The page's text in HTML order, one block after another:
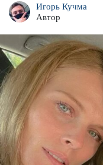
Игорь Кучма
Автор